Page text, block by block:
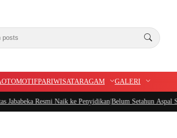
OTOMOTIFPARIWISATARAGAM GALERI
Naik ke Penyidikan|Belum Setahun Aspal Sudah Rusak,